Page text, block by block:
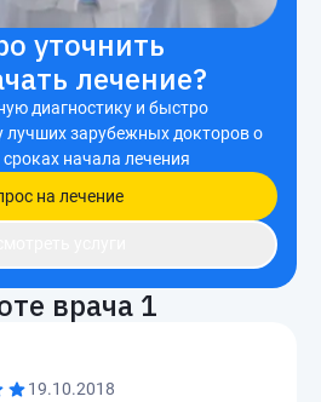
уточнить
лечение?
диагностику и быстро
лучших зарубежных докторов о
начала лечения
на лечение
врача 1
19.10.2018